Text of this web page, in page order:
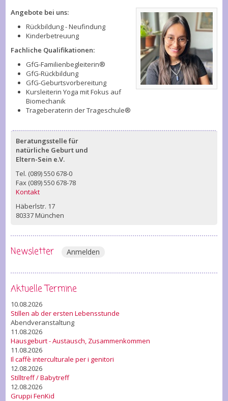
Angebote bei uns:
Rückbildung - Neufindung
Kinderbetreuung
Fachliche Qualifikationen:
GfG-Familienbegleiterin®
GfG-Rückbildung
GfG-Geburtsvorbereitung
Kursleiterin Yoga mit Fokus auf
Biomechanik
Trageberaterin der Trageschule®
Beratungsstelle für
natürliche Geburt und
Eltern-Sein e.V.
Tel. (089) 550 678-0
Fax (089) 550 678-78
Kontakt
Häberlstr. 17
80337 München
Newsletter Anmelden
Aktuelle Termine
10.08.2026
Stillen ab der ersten Lebensstunde
Abendveranstaltung
11.08.2026
Hausgeburt - Austausch, Zusammenkommen
11.08.2026
Il caffè interculturale per i genitori
12.08.2026
Stilltreff / Babytreff
12.08.2026
Gruppi FenKid